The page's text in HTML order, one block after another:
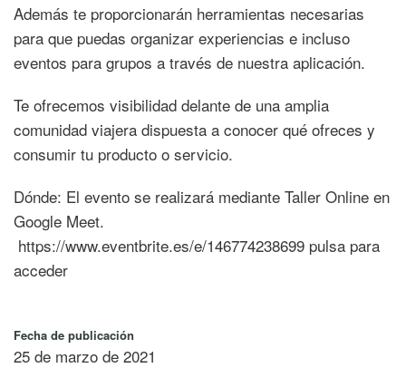
Además te proporcionarán herramientas necesarias
para que puedas organizar experiencias e incluso
eventos para grupos a través de nuestra aplicación.
Te ofrecemos visibilidad delante de una amplia
comunidad viajera dispuesta a conocer qué ofreces y
consumir tu producto o servicio.
Dónde: El evento se realizará mediante Taller Online en
Google Meet.
https://www.eventbrite.es/e/146774238699 pulsa para
acceder
Fecha de publicación
25 de marzo de 2021